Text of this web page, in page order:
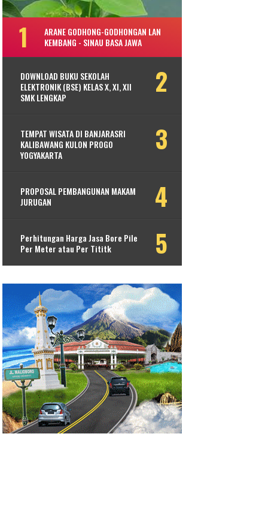
ARANE GODHONG-GODHONGAN LAN
KEMBANG - SINAU BASA JAWA
DOWNLOAD BUKU SEKOLAH
ELEKTRONIK (BSE) KELAS X, XI, XII
SMK LENGKAP
TEMPAT WISATA DI BANJARASRI
KALIBAWANG KULON PROGO
YOGYAKARTA
PROPOSAL PEMBANGUNAN MAKAM
JURUGAN
Perhitungan Harga Jasa Bore Pile
Per Meter atau Per Tititk